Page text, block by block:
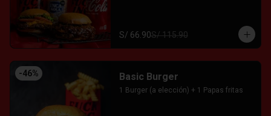
S/ 66.90S/ 115.90
-46% Basic Burger
1 Burger (a elección) + 1 Papas fritas